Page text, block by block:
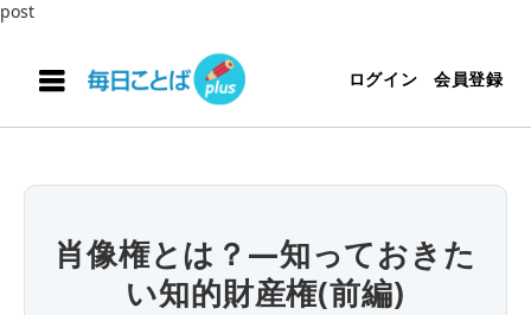
post
ログイン 会員登録
肖像権とは？―知っておきた
い知的財産権(前編)